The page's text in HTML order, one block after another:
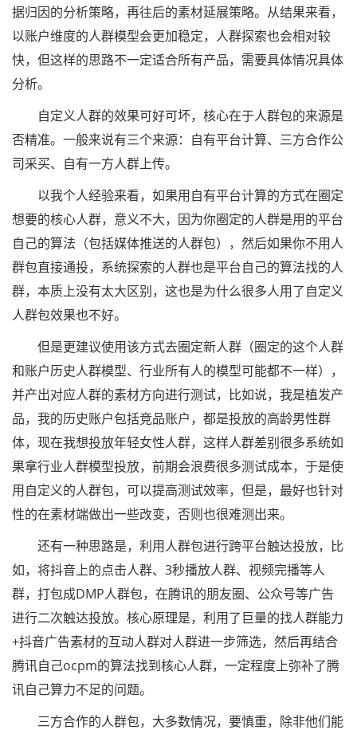
据归因的分析策略，再往后的素材延展策略。从结果来看，
以账户维度的人群模型会更加稳定，人群探索也会相对较
快，但这样的思路不一定适合所有产品，需要具体情况具体
分析。
自定义人群的效果可好可坏，核心在于人群包的来源是
否精准。一般来说有三个来源：自有平台计算、三方合作公
司采买、自有一方人群上传。
以我个人经验来看，如果用自有平台计算的方式在圈定
想要的核心人群，意义不大，因为你圈定的人群是用的平台
自己的算法（包括媒体推送的人群包），然后如果你不用人
群包直接通投，系统探索的人群也是平台自己的算法找的人
群，本质上没有太大区别，这也是为什么很多人用了自定义
人群包效果也不好。
但是更建议使用该方式去圈定新人群（圈定的这个人群
和账户历史人群模型、行业所有人的模型可能都不一样），
并产出对应人群的素材方向进行测试，比如说，我是植发产
品，我的历史账户包括竞品账户，都是投放的高龄男性群
体，现在我想投放年轻女性人群，这样人群差别很多系统如
果拿行业人群模型投放，前期会浪费很多测试成本，于是使
用自定义的人群包，可以提高测试效率，但是，最好也针对
性的在素材端做出一些改变，否则也很难测出来。
还有一种思路是，利用人群包进行跨平台触达投放，比
如，将抖音上的点击人群、3秒播放人群、视频完播等人
群，打包成DMP人群包，在腾讯的朋友圈、公众号等广告
进行二次触达投放。核心原理是，利用了巨量的找人群能力
+抖音广告素材的互动人群对人群进一步筛选，然后再结合
腾讯自己ocpm的算法找到核心人群，一定程度上弥补了腾
讯自己算力不足的问题。
三方合作的人群包，大多数情况，要慎重，除非他们能